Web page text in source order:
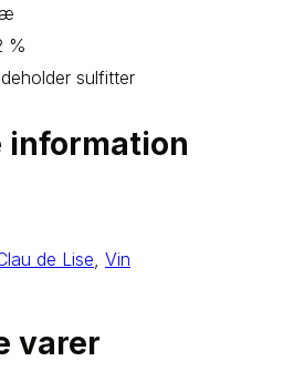
%
sulfitter
information
de Lise, Vin
varer